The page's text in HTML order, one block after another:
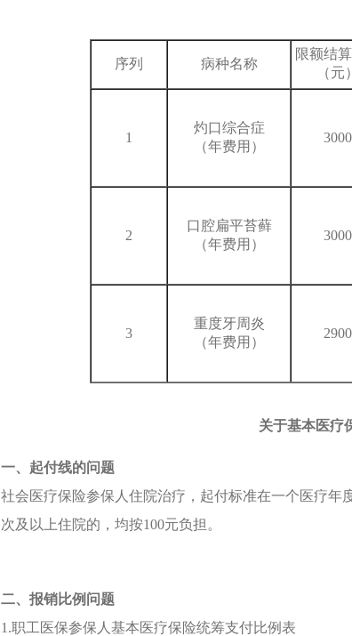
序列 病种名称
限额结
（元）
1
灼口综合症
（年费用）
3000
2
口腔扁平苔藓
（年费用）
3000
3
重度牙周炎
（年费用）
2900
关于基本医疗
一、起付线的问题
社会医疗保险参保人住院治疗，起付标准在一个医疗年
次及以上住院的，均按100元负担。
二、报销比例问题
1.职工医保参保人基本医疗保险统筹支付比例表